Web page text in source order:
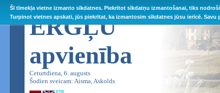
Šī tīmekļa vietne izmanto sīkdatnes. Piekrītot sīkdatņu izmantošanai, tiks
Turpinot vietnes apskati, jūs piekrītat, ka izmantosim sīkdatnes jūsu ierīcē.
ĒRGĻU
apvienība
Ceturtdiena, 6. augusts
Šodien sveicam: Aisma, Askolds